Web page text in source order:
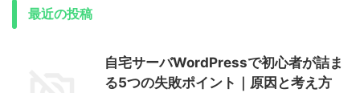
最近の投稿
自宅サーバWordPressで初心者が詰ま
る5つの失敗ポイント｜原因と考え方